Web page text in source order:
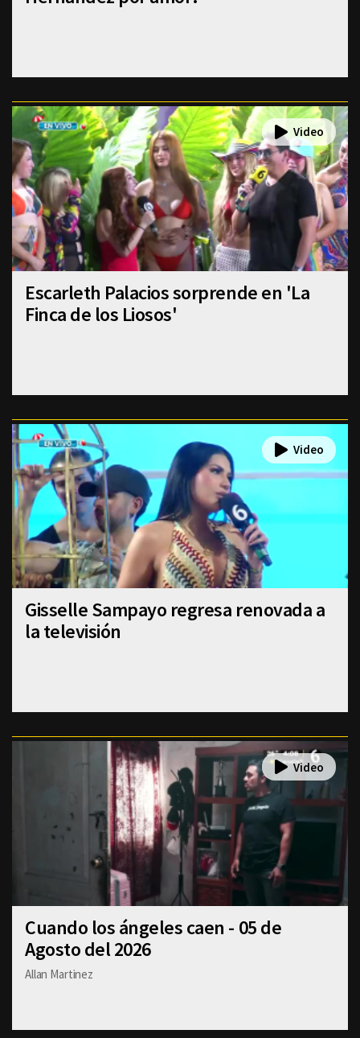
Escarleth Palacios sorprende en 'La
Finca de los Liosos'
Gisselle Sampayo regresa renovada a
la televisión
Cuando los ángeles caen - 05 de
Agosto del 2026
Allan Martinez